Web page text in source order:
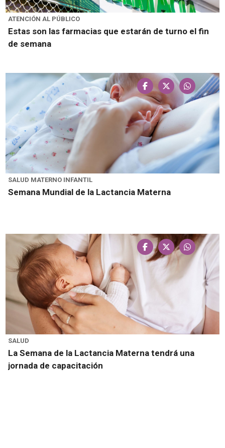
ATENCIÓN AL PÚBLICO
Estas son las farmacias que estarán de turno el fin
de semana
SALUD MATERNO INFANTIL
Semana Mundial de la Lactancia Materna
SALUD
La Semana de la Lactancia Materna tendrá una
jornada de capacitación